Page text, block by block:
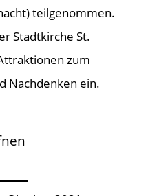
teilgenommen.
Stadtkirche St.
zum
Nachdenken ein.